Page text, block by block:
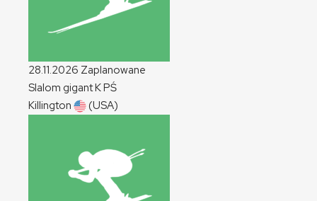
28.11.2026 Zaplanowane
Slalom gigantKPŚ
Killington
(USA)